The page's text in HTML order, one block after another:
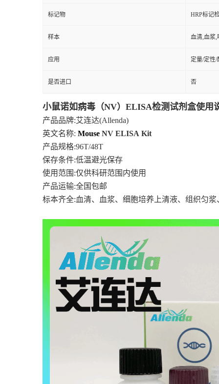
标记物 HRP标记
样本 血清,血浆,
应用 定量/定性/
是否进口 否
小鼠诺如病毒（NV）ELISA检测试剂盒使用
产品品牌:艾连达(Allenda)
英文名称: Mouse NV ELISA Kit
产品规格:96T/48T
保存条件:低温避光保存
使用范围 :仅供科研范围内使用
产品运输:全国包邮
标本齐全:血清、血浆、细胞培养上清液、组织匀